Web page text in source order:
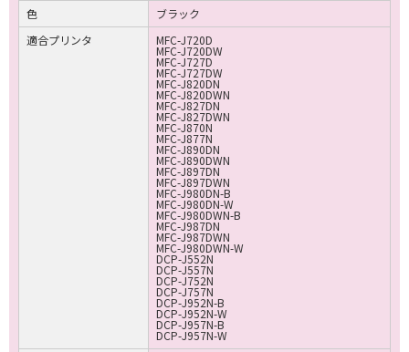
色
ブラック
適合プリンタ
MFC-J720D
MFC-J720DW
MFC-J727D
MFC-J727DW
MFC-J820DN
MFC-J820DWN
MFC-J827DN
MFC-J827DWN
MFC-J870N
MFC-J877N
MFC-J890DN
MFC-J890DWN
MFC-J897DN
MFC-J897DWN
MFC-J980DN-B
MFC-J980DN-W
MFC-J980DWN-B
MFC-J987DN
MFC-J987DWN
MFC-J980DWN-W
DCP-J552N
DCP-J557N
DCP-J752N
DCP-J757N
DCP-J952N-B
DCP-J952N-W
DCP-J957N-B
DCP-J957N-W